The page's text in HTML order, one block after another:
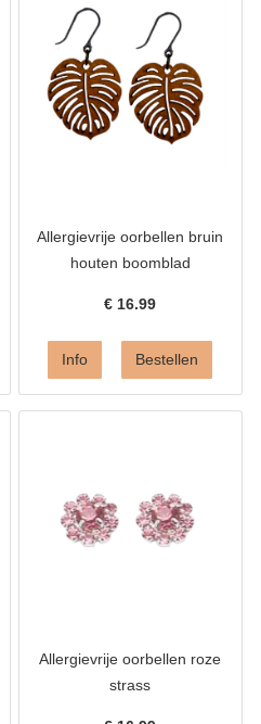
Allergievrije oorbellen bruin
houten boomblad
€16.99
Allergievrije oorbellen roze
strass